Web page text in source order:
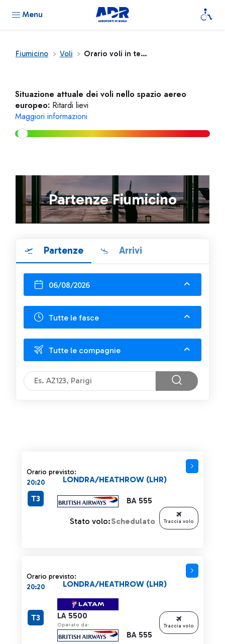
Menu
Fiumicino Voli Orario voli in tempo reale
Situazione attuale dei voli nello spazio aereo
europeo: Ritardi lievi
Maggiori informazioni
Partenze Fiumicino
Partenze Arrivi
06/08/2026
Tutte le fasce
Tutte le compagnie
Orario previsto:
20:20
BA 555
LONDRA/HEATHROW (LHR)
T3
Stato volo:Schedulato Traccia volo
Orario previsto:
20:20
LA 5500
Operato da:
BA 555
LONDRA/HEATHROW (LHR)
T3
Traccia volo